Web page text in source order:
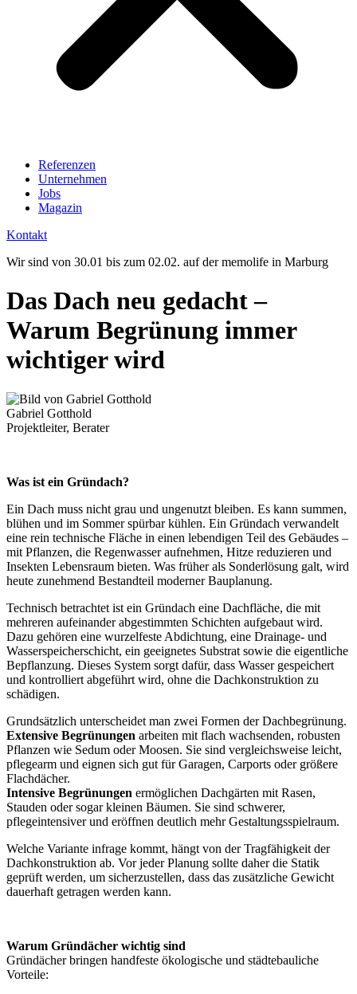
Referenzen
Unternehmen
Jobs
Magazin
Kontakt
Wir sind von 30.01 bis zum 02.02. auf der memolife in Marburg
Das Dach neu gedacht –
Warum Begrünung immer
wichtiger wird
Gabriel Gotthold
Projektleiter, Berater
Was ist ein Gründach?
Ein Dach muss nicht grau und ungenutzt bleiben. Es kann summen,
blühen und im Sommer spürbar kühlen. Ein Gründach verwandelt
eine rein technische Fläche in einen lebendigen Teil des Gebäudes –
mit Pflanzen, die Regenwasser aufnehmen, Hitze reduzieren und
Insekten Lebensraum bieten. Was früher als Sonderlösung galt, wird
heute zunehmend Bestandteil moderner Bauplanung.
Technisch betrachtet ist ein Gründach eine Dachfläche, die mit
mehreren aufeinander abgestimmten Schichten aufgebaut wird.
Dazu gehören eine wurzelfeste Abdichtung, eine Drainage- und
Wasserspeicherschicht, ein geeignetes Substrat sowie die eigentliche
Bepflanzung. Dieses System sorgt dafür, dass Wasser gespeichert
und kontrolliert abgeführt wird, ohne die Dachkonstruktion zu
schädigen.
Grundsätzlich unterscheidet man zwei Formen der Dachbegrünung.
Extensive Begrünungen arbeiten mit flach wachsenden, robusten
Pflanzen wie Sedum oder Moosen. Sie sind vergleichsweise leicht,
pflegearm und eignen sich gut für Garagen, Carports oder größere
Flachdächer.
Intensive Begrünungen ermöglichen Dachgärten mit Rasen,
Stauden oder sogar kleinen Bäumen. Sie sind schwerer,
pflegeintensiver und eröffnen deutlich mehr Gestaltungsspielraum.
Welche Variante infrage kommt, hängt von der Tragfähigkeit der
Dachkonstruktion ab. Vor jeder Planung sollte daher die Statik
geprüft werden, um sicherzustellen, dass das zusätzliche Gewicht
dauerhaft getragen werden kann.
Warum Gründächer wichtig sind
Gründächer bringen handfeste ökologische und städtebauliche
Vorteile: